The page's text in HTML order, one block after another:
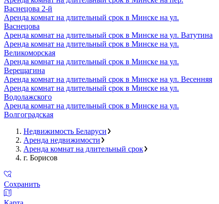
Васнецова 2-й
Аренда комнат на длительный срок в Минске на ул.
Васнецова
Аренда комнат на длительный срок в Минске на ул. Ватутина
Аренда комнат на длительный срок в Минске на ул.
Великоморская
Аренда комнат на длительный срок в Минске на ул.
Верещагина
Аренда комнат на длительный срок в Минске на ул. Весенняя
Аренда комнат на длительный срок в Минске на ул.
Водолажского
Аренда комнат на длительный срок в Минске на ул.
Волгоградская
Недвижимость Беларуси
Аренда недвижимости
Аренда комнат на длительный срок
г. Борисов
Сохранить